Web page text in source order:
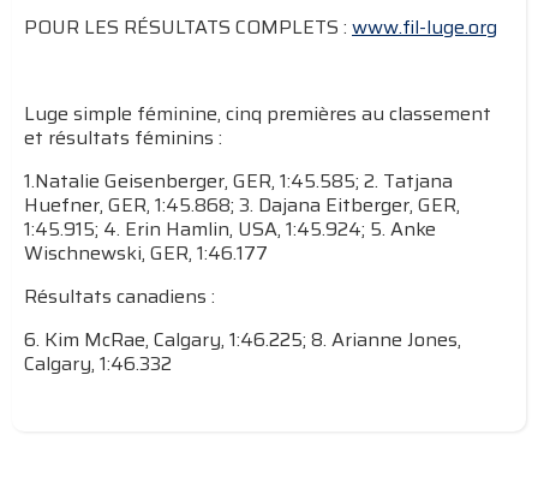
POUR LES RÉSULTATS COMPLETS : www.fil-luge.org
Luge simple féminine, cinq premières au classement
et résultats féminins :
1.Natalie Geisenberger, GER, 1:45.585; 2. Tatjana
Huefner, GER, 1:45.868; 3. Dajana Eitberger, GER,
1:45.915; 4. Erin Hamlin, USA, 1:45.924; 5. Anke
Wischnewski, GER, 1:46.177
Résultats canadiens :
6. Kim McRae, Calgary, 1:46.225; 8. Arianne Jones,
Calgary, 1:46.332